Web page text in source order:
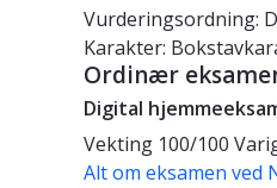
Vurderingsordning:
Karakter:
Ordinær
Digital
Vekting 100/100
Alt om eksamen ved